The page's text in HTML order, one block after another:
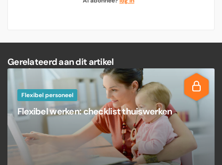
Gerelateerd aan dit artikel
Flexibel personeel
Flexibel werken: checklist thuiswerken